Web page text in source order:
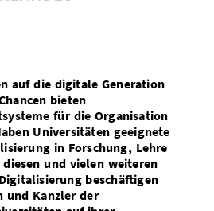
Beruf
Veranstaltungen
auf die digitale Generation
bieten
für die Organisation
Universitäten geeignete
in Forschung, Lehre
und vielen weiteren
beschäftigen
und Kanzler der